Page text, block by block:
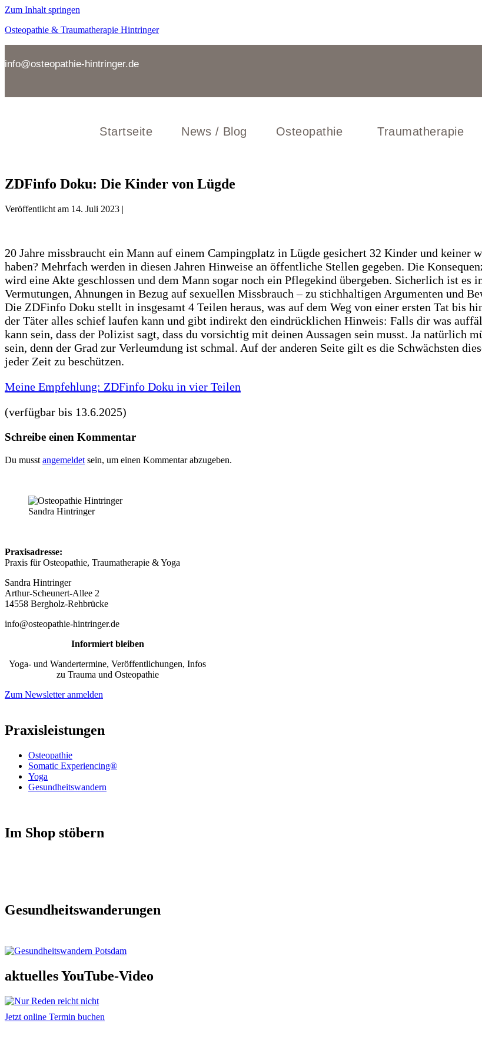
Zum Inhalt springen
Osteopathie & Traumatherapie Hintringer
info@osteopathie-hintringer.de
Startseite News / Blog Osteopathie Traumatherapie
ZDFinfo Doku: Die Kinder von Lügde
Veröffentlicht am 14. Juli 2023 |
20 Jahre missbraucht ein Mann auf einem Campingplatz in Lügde gesichert 32 Kinder und keiner
haben? Mehrfach werden in diesen Jahren Hinweise an öffentliche Stellen gegeben. Die
wird eine Akte geschlossen und dem Mann sogar noch ein Pflegekind übergeben. Sicherlich ist es
Vermutungen, Ahnungen in Bezug auf sexuellen Missbrauch – zu stichhaltigen Argumenten und
Die ZDFinfo Doku stellt in insgesamt 4 Teilen heraus, was auf dem Weg von einer ersten Tat bis
der Täter alles schief laufen kann und gibt indirekt den eindrücklichen Hinweis: Falls dir was
kann sein, dass der Polizist sagt, dass du vorsichtig mit deinen Aussagen sein musst. Ja natürlich
sein, denn der Grad zur Verleumdung ist schmal. Auf der anderen Seite gilt es die Schwächsten
jeder Zeit zu beschützen.
Meine Empfehlung: ZDFinfo Doku in vier Teilen
(verfügbar bis 13.6.2025)
Schreibe einen Kommentar
Du musst angemeldet sein, um einen Kommentar abzugeben.
Sandra Hintringer
Praxisadresse:
Praxis für Osteopathie, Traumatherapie & Yoga
Sandra Hintringer
Arthur-Scheunert-Allee 2
14558 Bergholz-Rehbrücke
info@osteopathie-hintringer.de
Informiert bleiben
Yoga- und Wandertermine, Veröffentlichungen, Infos
zu Trauma und Osteopathie
Zum Newsletter anmelden
Praxisleistungen
Osteopathie
Somatic Experiencing®
Yoga
Gesundheitswandern
Im Shop stöbern
Gesundheitswanderungen
aktuelles YouTube-Video
Jetzt online Termin buchen